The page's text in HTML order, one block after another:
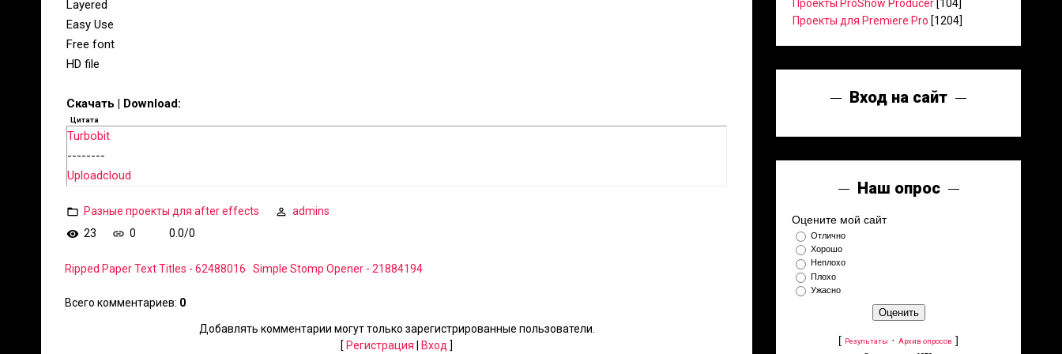
Layered
Easy Use
Free font
HD file
Скачать | Download:
Цитата
Turbobit
--------
Uploadcloud
Разные проекты для after effects
admins
23
0 0.0/0
Ripped Paper Text Titles - 62488016 Simple Stomp Opener - 21884194
Всего комментариев: 0
Добавлять комментарии могут только зарегистрированные пользователи.
[ Регистрация Вход ]
Проекты ProShow Producer [104]
Проекты для Premiere Pro [1204]
Вход на сайт
Наш опрос
Оцените мой сайт
Отлично
Хорошо
Неплохо
Плохо
Ужасно
[ Результаты · Архив опросов ]